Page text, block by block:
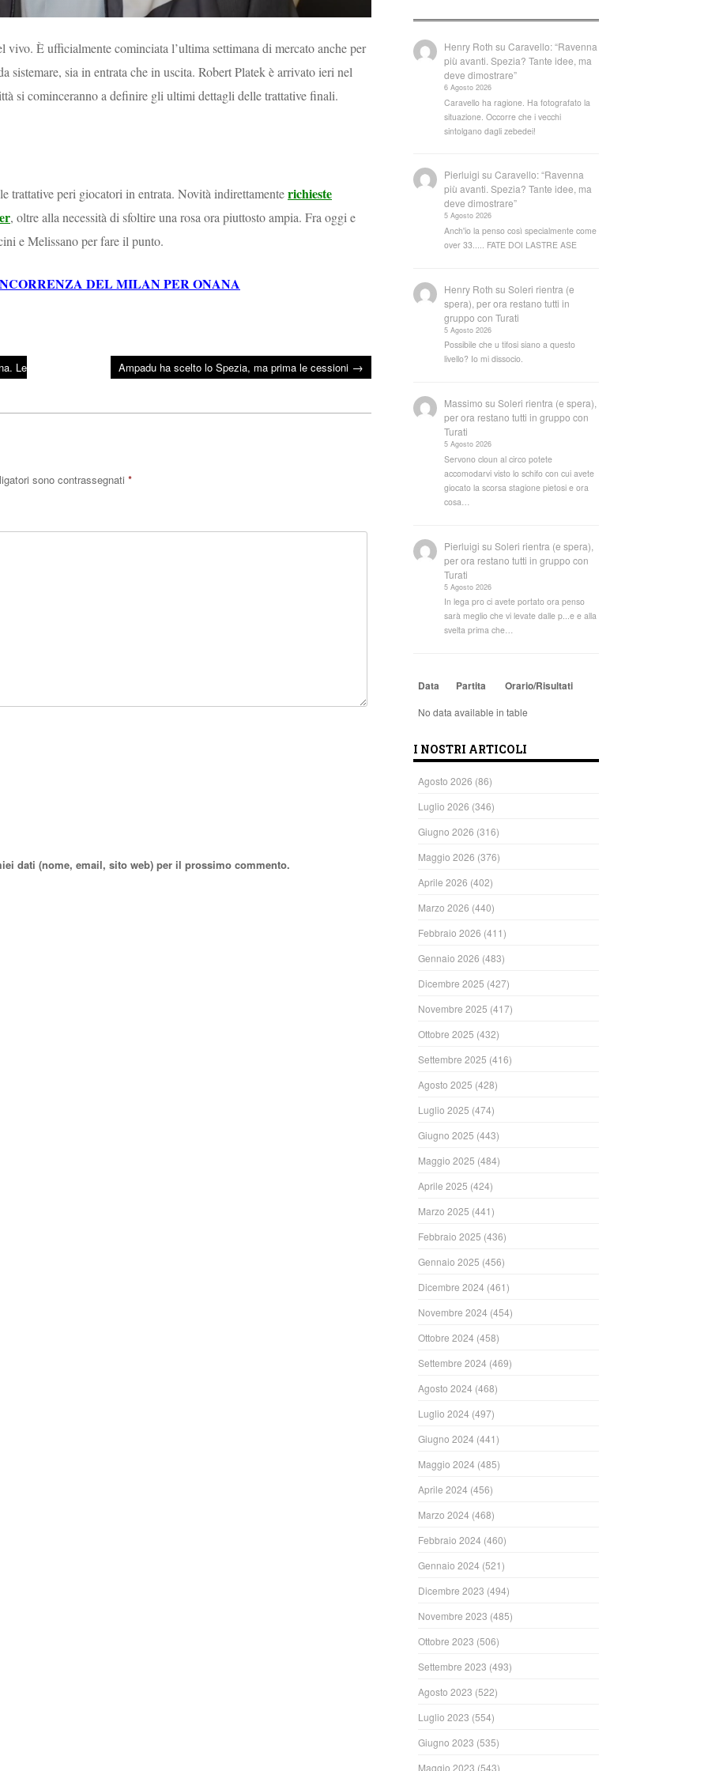
vivo. È ufficialmente cominciata l’ultima settimana di mercato anche per
sistemare, sia in entrata che in uscita. Robert Platek è arrivato ieri nel
si cominceranno a definire gli ultimi dettagli delle trattative finali.
trattative peri giocatori in entrata. Novità indirettamenterichieste
, oltre alla necessità di sfoltire una rosa ora piuttosto ampia. Fra oggi e
e Melissano per fare il punto.
DEL MILAN PER ONANA
Le
Ampadu ha scelto lo Spezia, ma prima le cessioni →
sono contrassegnati *
dati (nome, email, sito web) per il prossimo commento.
Henry Roth suCaravello: “Ravenna
più avanti. Spezia? Tante idee, ma
deve dimostrare”
6 Agosto 2026
Caravello ha ragione. Ha fotografato la
situazione. Occorre che i vecchi
sintolgano dagli zebedei!
Pierluigi suCaravello: “Ravenna
più avanti. Spezia? Tante idee, ma
deve dimostrare”
5 Agosto 2026
Anch'io la penso così specialmente come
over 33..... FATE DOI LASTRE ASE
Henry Roth suSoleri rientra (e
spera), per ora restano tutti in
gruppo con Turati
5 Agosto 2026
Possibile che u tifosi siano a questo
livello? Io mi dissocio.
Massimo suSoleri rientra (e spera),
per ora restano tutti in gruppo con
Turati
5 Agosto 2026
Servono cloun al circo potete
accomodarvi visto lo schifo con cui avete
giocato la scorsa stagione pietosi e ora
cosa…
Pierluigi suSoleri rientra (e spera),
per ora restano tutti in gruppo con
Turati
5 Agosto 2026
In lega pro ci avete portato ora penso
sarà meglio che vi levate dalle p...e e alla
svelta prima che…
Data Partita Orario/Risultati
No data available in table
I NOSTRI ARTICOLI
Agosto 2026 (86)
Luglio 2026 (346)
Giugno 2026 (316)
Maggio 2026 (376)
Aprile 2026 (402)
Marzo 2026 (440)
Febbraio 2026 (411)
Gennaio 2026 (483)
Dicembre 2025 (427)
Novembre 2025 (417)
Ottobre 2025 (432)
Settembre 2025 (416)
Agosto 2025 (428)
Luglio 2025 (474)
Giugno 2025 (443)
Maggio 2025 (484)
Aprile 2025 (424)
Marzo 2025 (441)
Febbraio 2025 (436)
Gennaio 2025 (456)
Dicembre 2024 (461)
Novembre 2024 (454)
Ottobre 2024 (458)
Settembre 2024 (469)
Agosto 2024 (468)
Luglio 2024 (497)
Giugno 2024 (441)
Maggio 2024 (485)
Aprile 2024 (456)
Marzo 2024 (468)
Febbraio 2024 (460)
Gennaio 2024 (521)
Dicembre 2023 (494)
Novembre 2023 (485)
Ottobre 2023 (506)
Settembre 2023 (493)
Agosto 2023 (522)
Luglio 2023 (554)
Giugno 2023 (535)
Maggio 2023 (543)